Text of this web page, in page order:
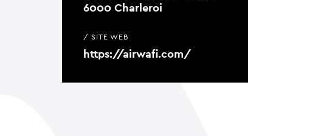
6000 Charleroi
/ SITE WEB
https://airwafi.com/